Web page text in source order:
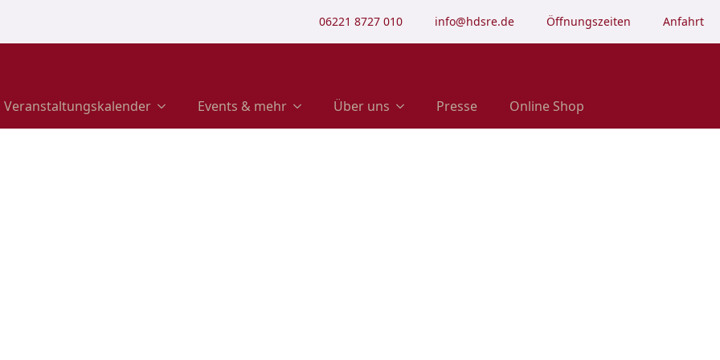
06221 8727 010 info@hdsre.de Öffnungszeiten Anfahrt
Veranstaltungskalender Events & mehr Über uns Presse Online Shop